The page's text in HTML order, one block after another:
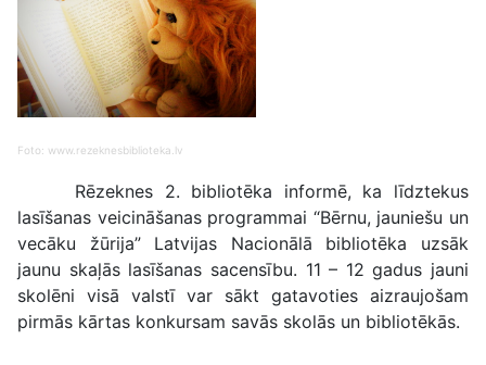
Foto: www.rezeknesbiblioteka.lv
Rēzeknes 2. bibliotēka informē, ka līdztekus
lasīšanas veicināšanas programmai “Bērnu, jauniešu un
vecāku žūrija” Latvijas Nacionālā bibliotēka uzsāk
jaunu skaļās lasīšanas sacensību. 11 – 12 gadus jauni
skolēni visā valstī var sākt gatavoties aizraujošam
pirmās kārtas konkursam savās skolās un bibliotēkās.